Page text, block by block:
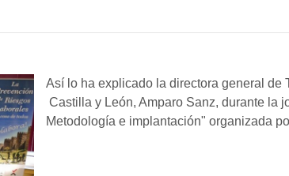
Así lo ha explicado la directora general de
Castilla y León, Amparo Sanz, durante la
Metodología e implantación" organizada